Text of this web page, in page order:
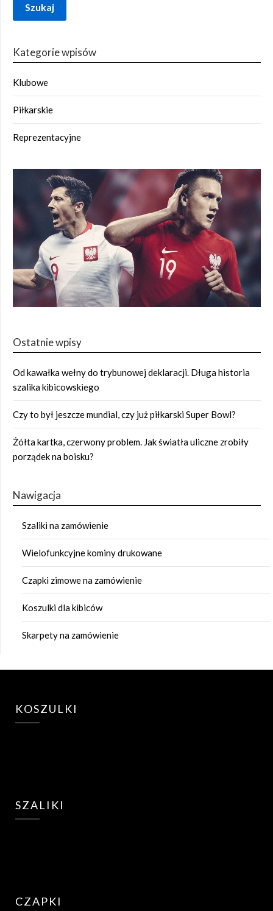
Szukaj
Kategorie wpisów
Klubowe
Piłkarskie
Reprezentacyjne
Ostatnie wpisy
Od kawałka wełny do trybunowej deklaracji. Długa historia
szalika kibicowskiego
Czy to był jeszcze mundial, czy już piłkarski Super Bowl?
Żółta kartka, czerwony problem. Jak światła uliczne zrobiły
porządek na boisku?
Nawigacja
Szaliki na zamówienie
Wielofunkcyjne kominy drukowane
Czapki zimowe na zamówienie
Koszulki dla kibiców
Skarpety na zamówienie
KOSZULKI
SZALIKI
CZAPKI